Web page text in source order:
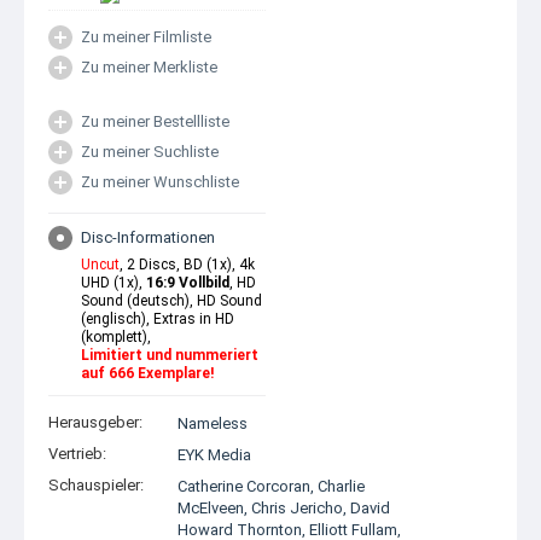
Zu meiner Filmliste
Zu meiner Merkliste
Zu meiner Bestellliste
Zu meiner Suchliste
Zu meiner Wunschliste
Disc-Informationen
Uncut, 2 Discs, BD (1x), 4k
UHD (1x), 16:9 Vollbild, HD
Sound (deutsch), HD Sound
(englisch), Extras in HD
(komplett),
Limitiert und nummeriert
auf 666 Exemplare!
Herausgeber:
Nameless
Vertrieb:
EYK Media
Schauspieler:
Catherine Corcoran, Charlie
McElveen, Chris Jericho, David
Howard Thornton, Elliott Fullam,